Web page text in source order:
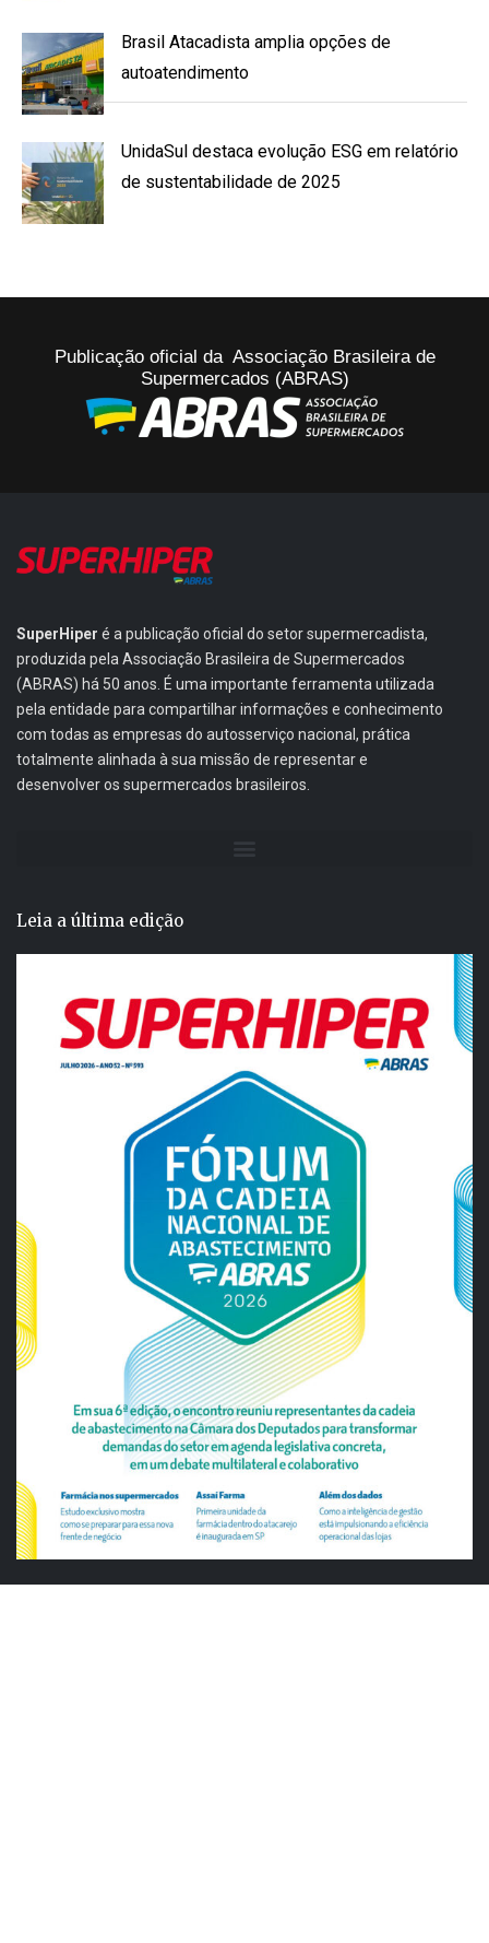
Brasil Atacadista amplia opções de
autoatendimento
UnidaSul destaca evolução ESG em relatório
de sustentabilidade de 2025
Publicação oficial da Associação Brasileira de
Supermercados (ABRAS)
SuperHiper é a publicação oficial do setor supermercadista,
produzida pela Associação Brasileira de Supermercados
(ABRAS) há 50 anos. É uma importante ferramenta utilizada
pela entidade para compartilhar informações e conhecimento
com todas as empresas do autosserviço nacional, prática
totalmente alinhada à sua missão de representar e
desenvolver os supermercados brasileiros.
Leia a última edição